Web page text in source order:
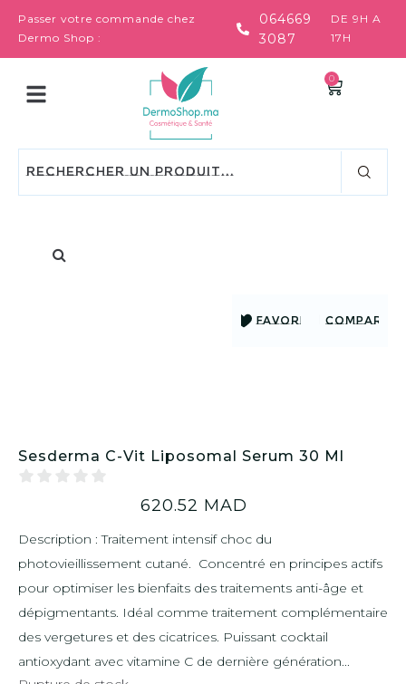
Passer votre commande chez
Dermo Shop :
064669
3087
DE 9H A
17H
0
FAVORIS COMPARER
Sesderma C-Vit Liposomal Serum 30 Ml
620.52 MAD
Description : Traitement intensif choc du
photovieillissement cutané. Concentré en principes actifs
pour optimiser les bienfaits des traitements anti-âge et
dépigmentants. Idéal comme traitement complémentaire
des vergetures et des cicatrices. Puissant cocktail
antioxydant avec vitamine C de dernière génération...